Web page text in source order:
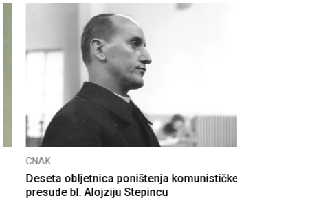
CNAK
Deseta obljetnica poništenja komunističke
presude bl. Alojziju Stepincu